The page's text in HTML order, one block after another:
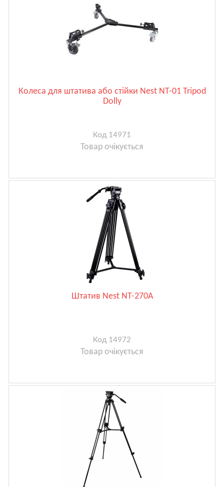
Колеса для штатива або стійки Nest NT-01 Tripod
Dolly
Код 14971
Товар очікується
Штатив Nest NT-270A
Код 14972
Товар очікується